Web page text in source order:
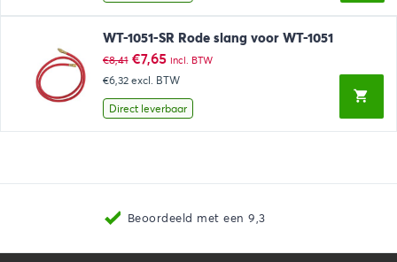
WT-1051-SR Rode slang voor WT-1051
€8,41 Oorspronkelijke
prijs
was:
€8,41.
€7,65Huidige
prijs
is:
€7,65.
incl. BTW
€6,32 excl. BTW
Direct leverbaar
Beoordeeld met een 9,3